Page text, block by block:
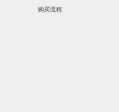
购买流程